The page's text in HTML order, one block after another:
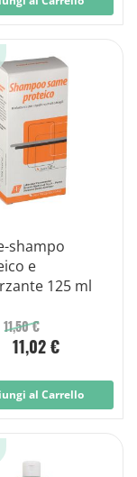
shampo
e
125 ml
11,50 €
11,02 €
al Carrello